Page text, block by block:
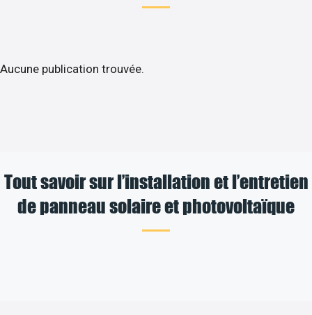
Aucune publication trouvée.
Tout savoir sur l’installation et l’entretien
de panneau solaire et photovoltaïque